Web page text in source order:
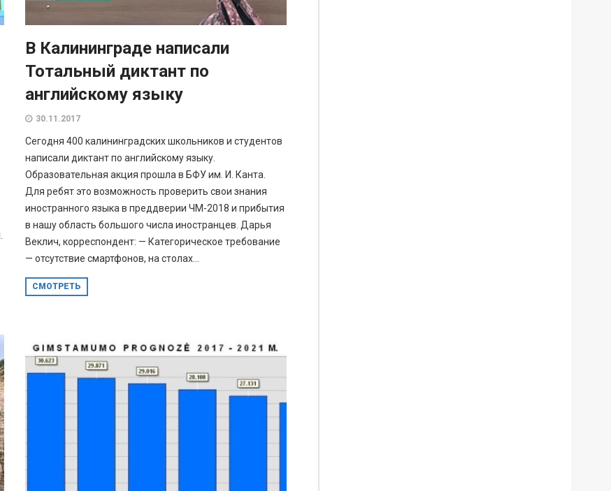
В Калининграде написали
Тотальный диктант по
английскому языку
30.11.2017
Сегодня 400 калининградских школьников и студентов
написали диктант по английскому языку.
Образовательная акция прошла в БФУ им. И. Канта.
Для ребят это возможность проверить свои знания
иностранного языка в преддверии ЧМ-2018 и прибытия
в нашу область большого числа иностранцев. Дарья
Веклич, корреспондент: — Категорическое требование
— отсутствие смартфонов, на столах...
СМОТРЕТЬ